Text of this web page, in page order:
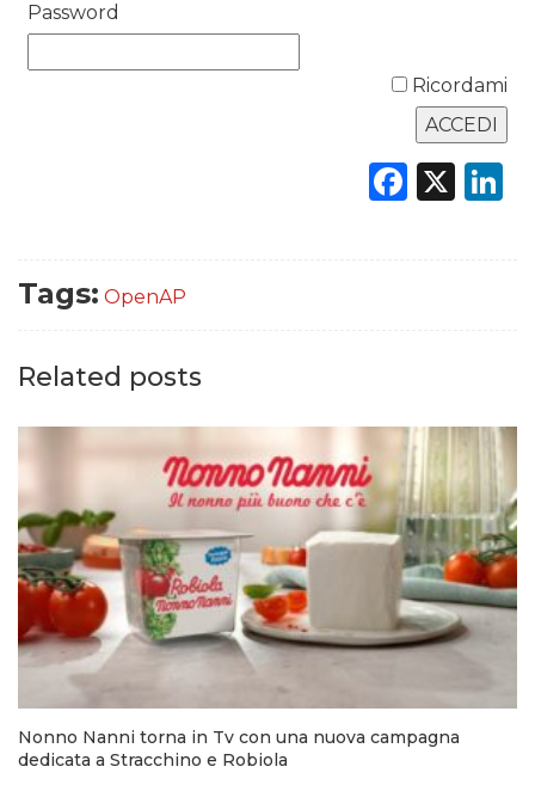
Password
Ricordami
X
Tags: OpenAP
Related posts
Nonno Nanni torna in Tv con una nuova campagna
dedicata a Stracchino e Robiola